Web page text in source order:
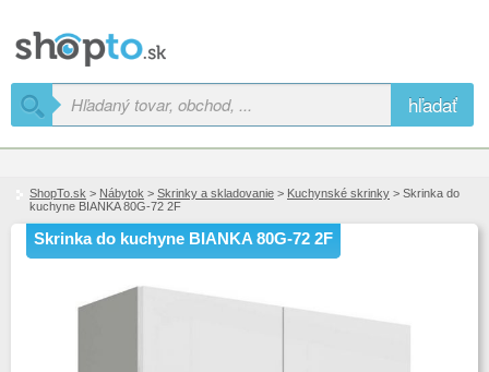
hľadať
ShopTo.sk > Nábytok > Skrinky a skladovanie > Kuchynské skrinky > Skrinka do
kuchyne BIANKA 80G-72 2F
Skrinka do kuchyne BIANKA 80G-72 2F